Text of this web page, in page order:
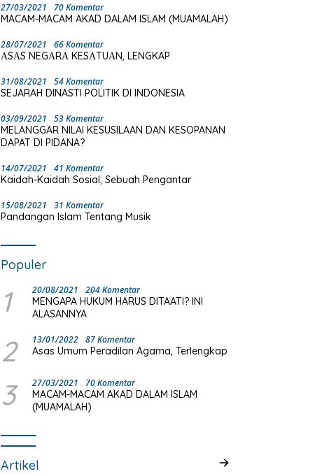
27/03/2021 70 Komentar
MACAM-MACAM AKAD DALAM ISLAM (MUAMALAH)
28/07/2021 66 Komentar
ΑSΑS NEGΑRΑ KESΑTUΑN, LENGKAP
31/08/2021 54 Komentar
SEJARAH DINASTI POLITIK DI INDONESIA
03/09/2021 53 Komentar
MELANGGAR NILAI KESUSILAAN DAN KESOPANAN
DAPAT DI PIDANA?
14/07/2021 41 Komentar
Kaidah-Kaidah Sosial; Sebuah Pengantar
15/08/2021 31 Komentar
Pandangan Islam Tentang Musik
Populer
1 20/08/2021 204 Komentar
MENGAPA HUKUM HARUS DITAATI? INI
ALASANNYA
2 13/01/2022 87 Komentar
Asas Umum Peradilan Agama, Terlengkap
3 27/03/2021 70 Komentar
MACAM-MACAM AKAD DALAM ISLAM
(MUAMALAH)
Artikel